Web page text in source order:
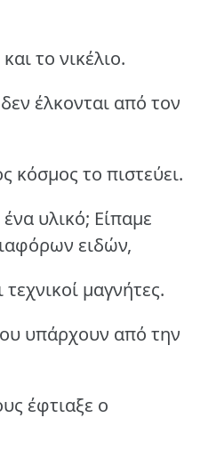
το νικέλιο.
έλκονται από τον
κόσμος το πιστεύει.
υλικό; Είπαμε
ειδών,
μαγνήτες.
υπάρχουν από την
έφτιαξε ο